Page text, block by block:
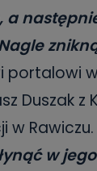
portalowi
Duszak z
w Rawiczu.
w